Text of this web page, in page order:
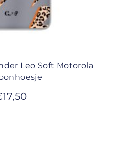
Leo Soft Motorola
17,50